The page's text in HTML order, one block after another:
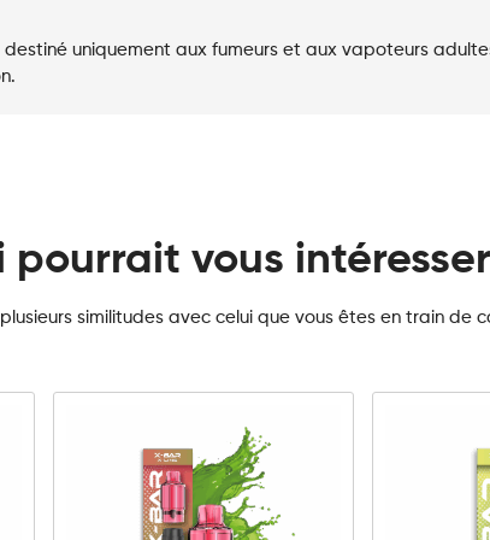
uniquement aux fumeurs et aux vapoteurs
pourrait vous
similitudes avec celui que vous êtes en train de
10mg 20mg